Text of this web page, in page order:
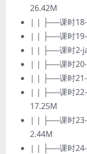
26.42M
| | ├──课时18-
| | ├──课时19-
| | ├──课时2-
| | ├──课时20-
| | ├──课时21-
| | ├──课时22-
17.25M
| | ├──课时23-
2.44M
| | ├──课时24-